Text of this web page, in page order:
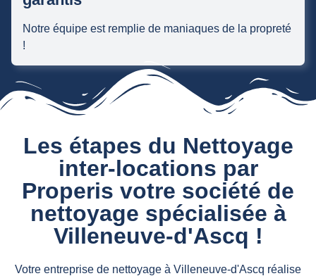
!
Les étapes du Nettoyage
inter-locations par
Properis votre société de
nettoyage spécialisée à
Villeneuve-d'Ascq !
Votre entreprise de nettoyage à Villeneuve-d'Ascq réalise